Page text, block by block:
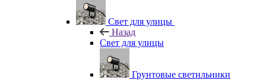
Свет для улицы
Назад
Свет для улицы
Грунтовые светильники